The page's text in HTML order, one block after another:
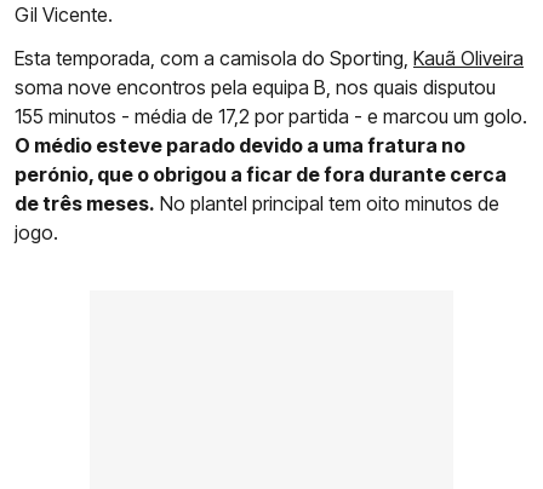
Gil Vicente.
Esta temporada, com a camisola do Sporting, Kauã Oliveira
soma nove encontros pela equipa B, nos quais disputou
155 minutos - média de 17,2 por partida - e marcou um golo.
O médio esteve parado devido a uma fratura no
perónio, que o obrigou a ficar de fora durante cerca
de três meses. No plantel principal tem oito minutos de
jogo.